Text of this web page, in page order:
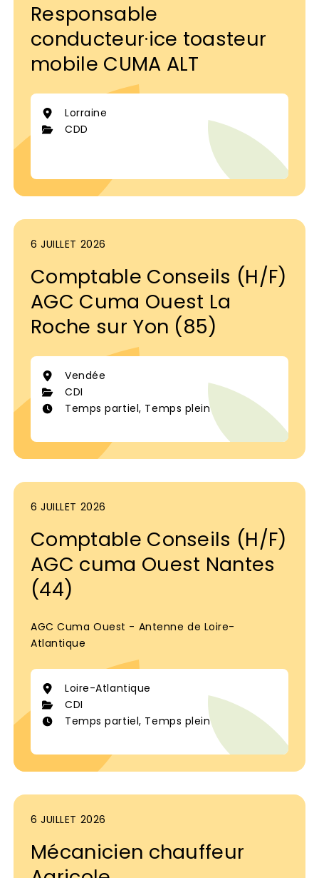
Responsable
conducteur·ice toasteur
mobile CUMA ALT
Lorraine
CDD
6 JUILLET 2026
Comptable Conseils (H/F)
AGC Cuma Ouest La
Roche sur Yon (85)
Vendée
CDI
Temps partiel, Temps plein
6 JUILLET 2026
Comptable Conseils (H/F)
AGC cuma Ouest Nantes
(44)
AGC Cuma Ouest - Antenne de Loire-
Atlantique
Loire-Atlantique
CDI
Temps partiel, Temps plein
6 JUILLET 2026
Mécanicien chauffeur